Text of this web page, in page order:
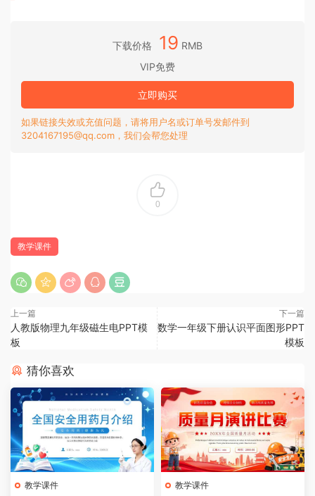
下载价格 19 RMB
VIP免费
立即购买
如果链接失效或充值问题，请将用户名或订单号发邮件到
3204167195@qq.com，我们会帮您处理
0
教学课件
上一篇
人教版物理九年级磁生电PPT模
板
下一篇
数学一年级下册认识平面图形PPT
模板
猜你喜欢
教学课件 教学课件